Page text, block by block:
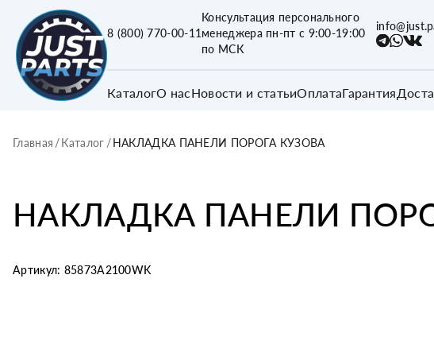
8 (800) 770-00-11
Консультация персонального
менеджера пн-пт с 9:00-19:00
по МСК
КаталогО насНовости и статьиОплатаГарантия
Главная /Каталог /НАКЛАДКА ПАНЕЛИ ПОРОГА КУЗОВА
НАКЛАДКА ПАНЕЛИ
Артикул: 85873A2100WK